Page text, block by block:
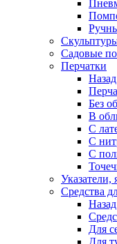
Садовые
Перчатки
Назад
Без
В
С
С
С
Указатели,
Средства
Назад
Для
Для